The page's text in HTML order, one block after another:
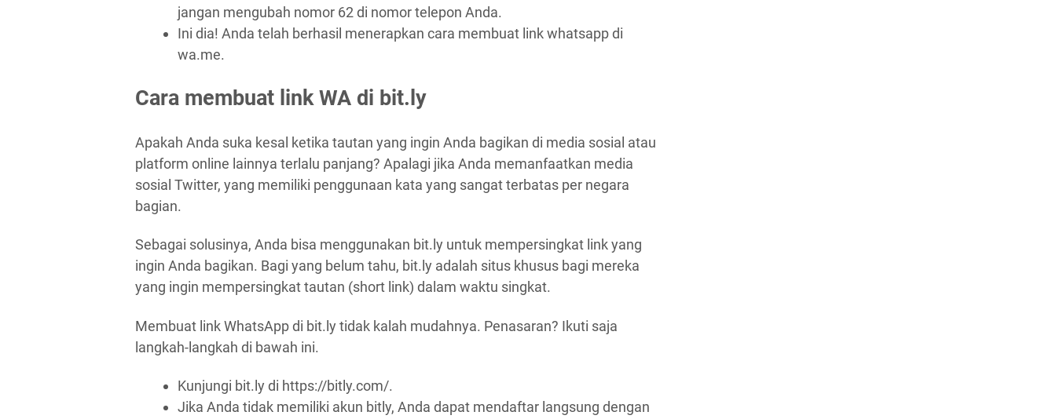
jangan mengubah nomor 62 di nomor telepon Anda.
Ini dia! Anda telah berhasil menerapkan cara membuat link whatsapp di
wa.me.
Cara membuat link WA di bit.ly
Apakah Anda suka kesal ketika tautan yang ingin Anda bagikan di media sosial atau
platform online lainnya terlalu panjang? Apalagi jika Anda memanfaatkan media
sosial Twitter, yang memiliki penggunaan kata yang sangat terbatas per negara
bagian.
Sebagai solusinya, Anda bisa menggunakan bit.ly untuk mempersingkat link yang
ingin Anda bagikan. Bagi yang belum tahu, bit.ly adalah situs khusus bagi mereka
yang ingin mempersingkat tautan (short link) dalam waktu singkat.
Membuat link WhatsApp di bit.ly tidak kalah mudahnya. Penasaran? Ikuti saja
langkah-langkah di bawah ini.
Kunjungi bit.ly di https://bitly.com/.
Jika Anda tidak memiliki akun bitly, Anda dapat mendaftar langsung dengan